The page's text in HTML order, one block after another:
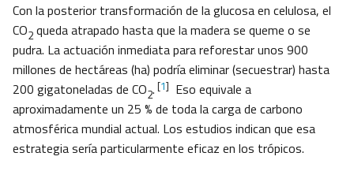
Con la posterior transformación de la glucosa en celulosa, el
CO2 queda atrapado hasta que la madera se queme o se
pudra. La actuación inmediata para reforestar unos 900
millones de hectáreas (ha) podría eliminar (secuestrar) hasta
200 gigatoneladas de CO2. [1] Eso equivale a
aproximadamente un 25 % de toda la carga de carbono
atmosférica mundial actual. Los estudios indican que esa
estrategia sería particularmente eficaz en los trópicos.